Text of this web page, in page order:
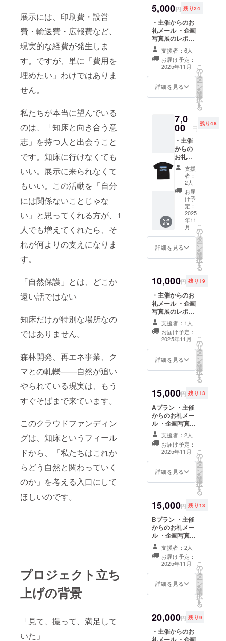
展示には、印刷費・設営
費・輸送費・広報費など、
現実的な経費が発生しま
す。ですが、単に「費用を
埋めたい」わけではありま
せん。
私たちが本当に望んでいる
のは、「知床と向き合う意
志」を持つ人と出会うこと
です。知床に行けなくても
いい。展示に来られなくて
もいい。この活動を「自分
には関係ないことじゃな
い」と思ってくれる方が、1
人でも増えてくれたら、そ
れが何よりの支えになりま
す。
「自然保護」とは、どこか
遠い話ではない
知床だけが特別な場所なの
ではありません。
森林開発、再エネ事業、ク
マとの軋轢——自然が追い
やられている現実は、もう
すぐそばまで来ています。
このクラウドファンディン
グは、知床というフィール
ドから、「私たちはこれか
らどう自然と関わっていく
のか」を考える入口にして
ほしいのです。
プロジェクト立ち
上げの背景
「見て、撮って、満足して
いた」
程) ※その他のサ
イズやデザイン
については現在
選定中です。
5,000円 残り24
・主催からのお
礼メール ・企画
写真展のレポー
ト ・知床のイラ
ストのポスト
カードを用いた
お礼の手紙 ・ポ
ストカードセッ
ト(148×100サイ
ズ) ・卓上カレン
ダー ・20周年特
5cm×縦7.5cm
程) ※その他のサ
イズやデザイン
については現在
選定中です。
支援者：6人
お届け予定：
2025年11月
詳細を見る
こ
の
リ
タ
ー
ン
を
選
択
す
る
7,0
00 円
残り48
・主催
からの
お礼
メール
・企画
写真展
・知床
のイラ
ストのT
シャツ
※Tシャ
ツのデ
ザイン
は他の
リター
ン価格
同様の
もので
す。サ
イズに
ついて
画像を
ご確認
くださ
いと
支援
者：
2人
お届
け予
定：
2025
年11
月
詳細を見る
こ
の
リ
タ
ー
ン
を
選
択
す
る
10,000円 残り19
・主催からのお
礼メール ・企画
写真展のレポー
ト ・知床のイラ
ストのポスト
カードを用いた
お礼の手紙 ・知
床のイラストのT
シャツ ・20周年
インについては
現在選定中で
す。
支援者：1人
お届け予定：
2025年11月
詳細を見る
こ
の
リ
タ
ー
ン
を
選
択
す
る
15,000円 残り13
Aプラン ・主催
からのお礼メー
ル ・企画写真展
のレポート ・知
床のイラストの
ポストカードを
用いたお礼の手
紙 ・ポストカー
ドセット
ズ) ・卓上カレン
ラストのTシャツ
・20周年特製ス
テッカー(縦
5cm×縦7.5cm
程) ※デザインに
ついては現在選
定中です。
支援者：2人
お届け予定：
2025年11月
詳細を見る
こ
の
リ
タ
ー
ン
を
選
択
す
る
15,000円 残り13
Bプラン ・主催
からのお礼メー
ル ・企画写真展
のレポート ・展
示した写真の中
から1枚A4サイ
ズで木製パネル
加工したものを
提供（ヒグマ、
クジラの中から
お選びいただけ
ます） ・20周年
支援者：2人
お届け予定：
2025年11月
詳細を見る
こ
の
リ
タ
ー
ン
を
選
択
す
る
20,000円 残り9
・主催からのお